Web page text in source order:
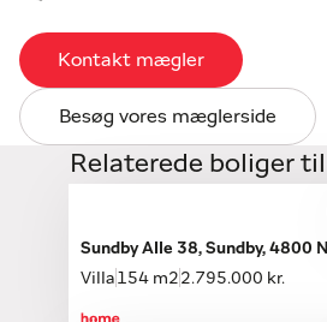
Kontakt mægler
Besøg vores mæglerside
Relaterede boliger
Sundby Alle 38, Sundby, 4800
Villa 154 m2 2.795.000 kr.